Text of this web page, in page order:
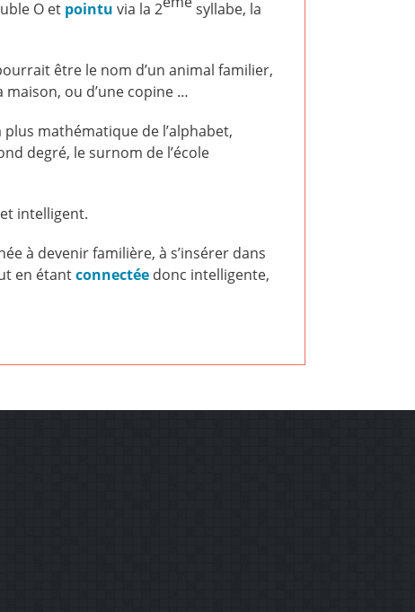
O et pointu via la 2
syllabe, la
être le nom d’un animal familier,
maison, ou d’une copine …
plus mathématique de l’alphabet,
degré, le surnom de l’école
intelligent.
à devenir familière, à s’insérer dans
en étantconnectée donc intelligente,